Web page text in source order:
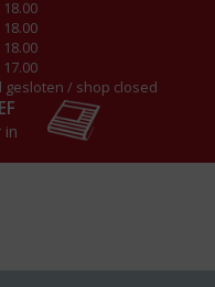
18.00
18.00
18.00
17.00
gesloten / shop closed
in